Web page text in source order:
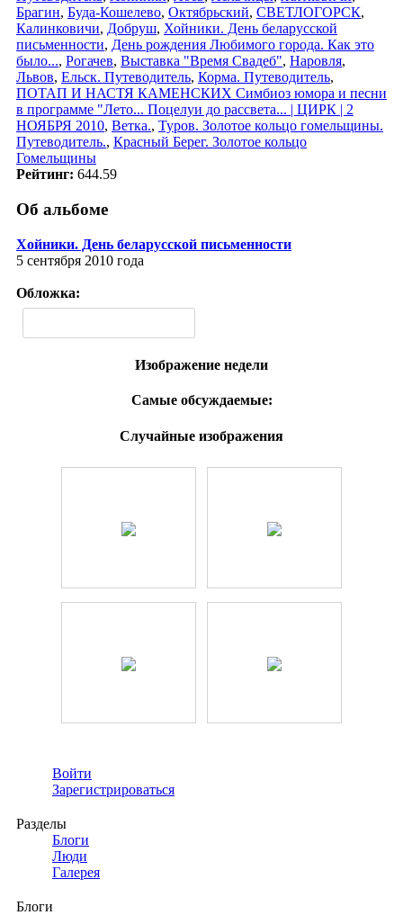
Брагин, Буда-Кошелево, Октябрьский, СВЕТЛОГОРСК,
Калинковичи, Добруш, Хойники. День беларусской
письменности, День рождения Любимого города. Как это
было..., Рогачев, Выставка "Время Свадеб", Наровля,
Львов, Ельск. Путеводитель, Корма. Путеводитель,
ПОТАП И НАСТЯ КАМЕНСКИХ Симбиоз юмора и песни
в программе "Лето... Поцелуи до рассвета... | ЦИРК | 2
НОЯБРЯ 2010, Ветка., Туров. Золотое кольцо гомельщины.
Путеводитель., Красный Берег. Золотое кольцо
Гомельщины
Рейтинг: 644.59
Об альбоме
Хойники. День беларусской письменности
5 сентября 2010 года
Обложка:
Изображение недели
Самые обсуждаемые:
Случайные изображения
Войти
Зарегистрироваться
Разделы
Блоги
Люди
Галерея
Блоги